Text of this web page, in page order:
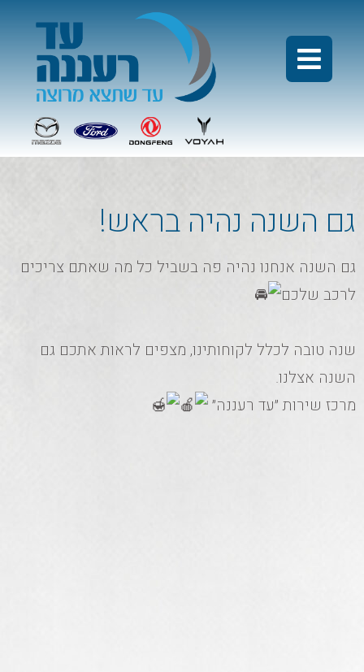
גם השנה נהיה בראש!
גם השנה אנחנו נהיה פה בשביל כל מה שאתם צריכים
לרכב שלכם
שנה טובה לכלל לקוחותינו, מצפים לראות אתכם גם
השנה אצלנו.
מרכז שירות ״עד רעננה״